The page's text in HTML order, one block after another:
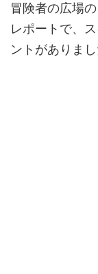
冒険者の広場
レポートで、
ントがありまし